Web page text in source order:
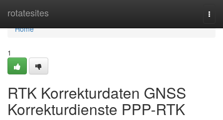
rotatesites
Home
Home
1
RTK Korrekturdaten GNSS
Korrekturdienste PPP-RTK